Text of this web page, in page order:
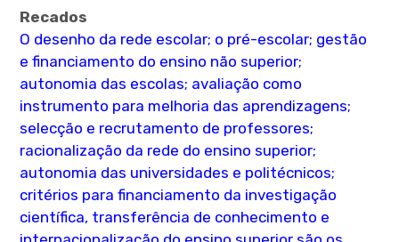
Recados
O desenho da rede escolar; o pré-escolar; gestão
e financiamento do ensino não superior;
autonomia das escolas; avaliação como
instrumento para melhoria das aprendizagens;
selecção e recrutamento de professores;
racionalização da rede do ensino superior;
autonomia das universidades e politécnicos;
critérios para financiamento da investigação
científica, transferência de conhecimento e